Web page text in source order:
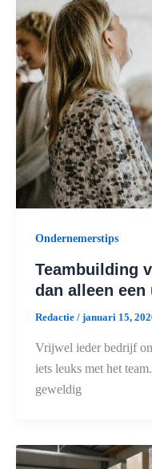
Ondernemerstips
Teambuilding
dan alleen een
Redactie / januari 15,
Vrijwel ieder bedrijf
iets leuks met het
geweldig